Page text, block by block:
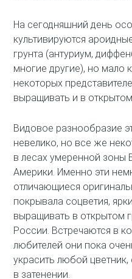
На сегодняшний день
культивируются
грунта (антуриум,
многие другие), но мало
некоторых
выращивать и в открытом
Видовое разнообразие
невелико, но все же
в лесах умеренной зоны
Америки. Именно эти
отличающиеся
покрывала соцветия,
выращивать в открытом
России. Встречаются в
любителей они пока
украсить любой
в затенении.